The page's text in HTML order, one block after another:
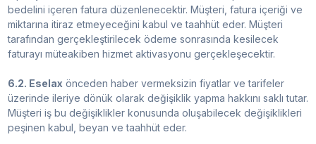
bedelini içeren fatura düzenlenecektir. Müşteri, fatura içeriği ve
miktarına itiraz etmeyeceğini kabul ve taahhüt eder. Müşteri
tarafından gerçekleştirilecek ödeme sonrasında kesilecek
faturayı müteakiben hizmet aktivasyonu gerçekleşecektir.
6.2. Eselax önceden haber vermeksizin fiyatlar ve tarifeler
üzerinde ileriye dönük olarak değişiklik yapma hakkını saklı tutar.
Müşteri iş bu değişiklikler konusunda oluşabilecek değişiklikleri
peşinen kabul, beyan ve taahhüt eder.